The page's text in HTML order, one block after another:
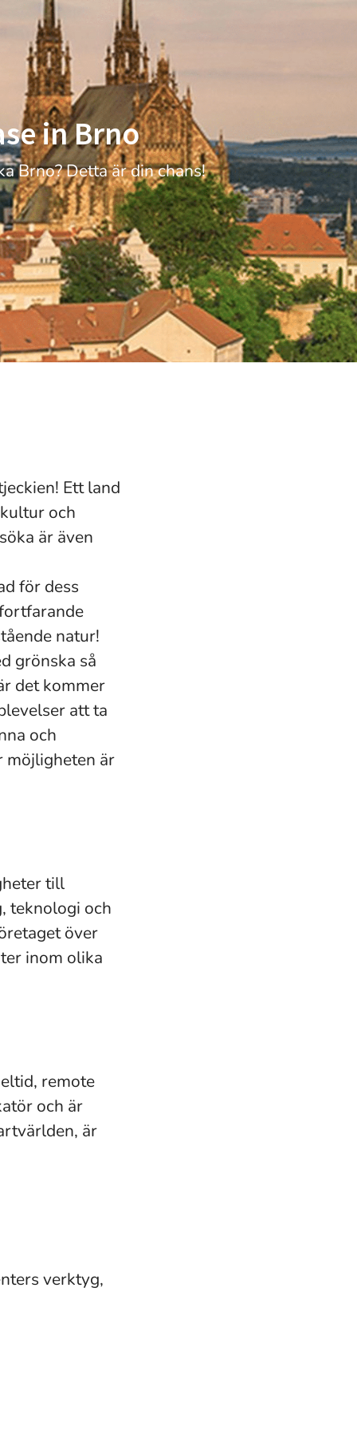
in Brno
Brno? Detta är din chans!
Ett land
och
är även
för dess
natur!
grönska så
det kommer
att ta
och
möjligheten är
till
teknologi och
över
inom olika
remote
och är
är
verktyg,